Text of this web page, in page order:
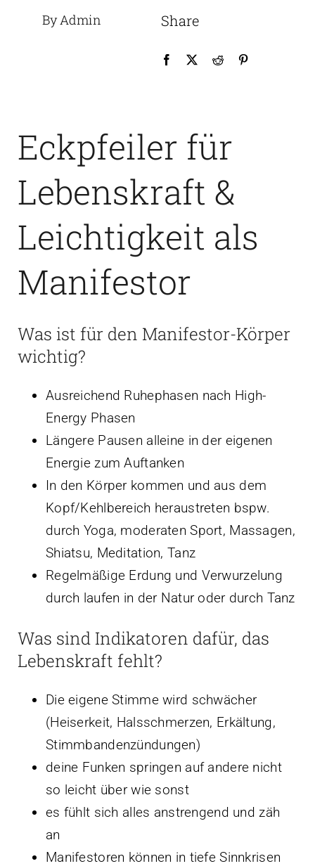
By Admin Share
Eckpfeiler für
Lebenskraft &
Leichtigkeit als
Manifestor
Was ist für den Manifestor-Körper
wichtig?
Ausreichend Ruhephasen nach High-
Energy Phasen
Längere Pausen alleine in der eigenen
Energie zum Auftanken
In den Körper kommen und aus dem
Kopf/Kehlbereich heraustreten bspw.
durch Yoga, moderaten Sport, Massagen,
Shiatsu, Meditation, Tanz
Regelmäßige Erdung und Verwurzelung
durch laufen in der Natur oder durch Tanz
Was sind Indikatoren dafür, das
Lebenskraft fehlt?
Die eigene Stimme wird schwächer
(Heiserkeit, Halsschmerzen, Erkältung,
Stimmbandenzündungen)
deine Funken springen auf andere nicht
so leicht über wie sonst
es fühlt sich alles anstrengend und zäh
an
Manifestoren können in tiefe Sinnkrisen